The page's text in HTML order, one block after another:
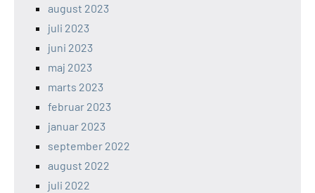
august 2023
juli 2023
juni 2023
maj 2023
marts 2023
februar 2023
januar 2023
september 2022
august 2022
juli 2022